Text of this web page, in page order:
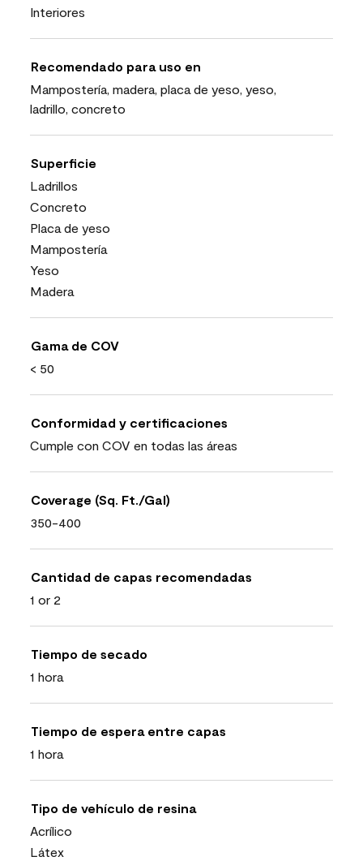
Interiores
Recomendado para uso en
Mampostería, madera, placa de yeso, yeso,
ladrillo, concreto
Superficie
Ladrillos
Concreto
Placa de yeso
Mampostería
Yeso
Madera
Gama de COV
< 50
Conformidad y certificaciones
Cumple con COV en todas las áreas
Coverage (Sq. Ft./Gal)
350-400
Cantidad de capas recomendadas
1 or 2
Tiempo de secado
1 hora
Tiempo de espera entre capas
1 hora
Tipo de vehículo de resina
Acrílico
Látex